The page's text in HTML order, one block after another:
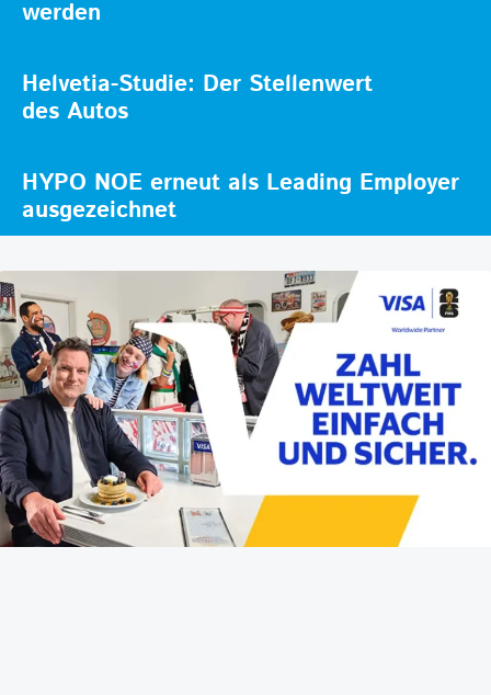
werden
Helvetia-Studie: Der Stellenwert
des Autos
HYPO NOE erneut als Leading Employer
ausgezeichnet